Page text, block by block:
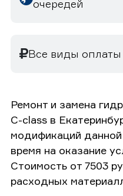
очередей
Все виды оплаты
Ремонт и замена
C-class в
модификаций
время на оказание
Стоимость от 7503
расходных